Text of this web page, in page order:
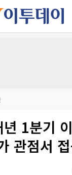
1분기
관점서